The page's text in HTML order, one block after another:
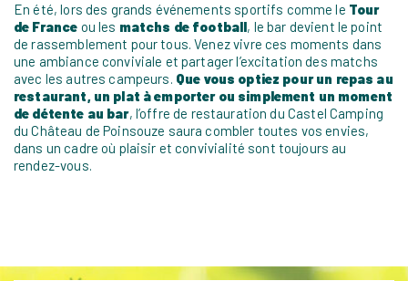
En été, lors des grands événements sportifs comme le Tour
de France ou les matchs de football, le bar devient le point
de rassemblement pour tous. Venez vivre ces moments dans
une ambiance conviviale et partager l’excitation des matchs
avec les autres campeurs. Que vous optiez pour un repas au
restaurant, un plat à emporter ou simplement un moment
de détente au bar, l’offre de restauration du Castel Camping
du Château de Poinsouze saura combler toutes vos envies,
dans un cadre où plaisir et convivialité sont toujours au
rendez-vous.